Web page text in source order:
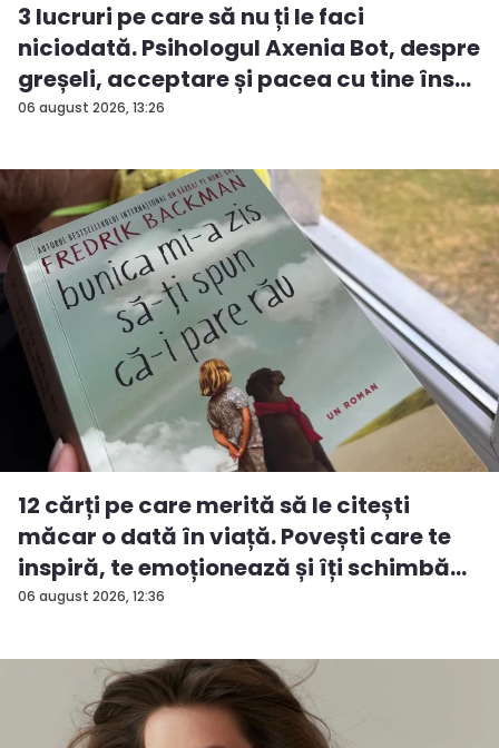
06 august 2026, 13:26
3 lucruri pe care să nu ți le faci
niciodată. Psihologul Axenia Bot, despre
greșeli, acceptare și pacea cu tine îns...
06 august 2026, 12:36
12 cărți pe care merită să le citești
măcar o dată în viață. Povești care te
inspiră, te emoționează și îți schimbă...